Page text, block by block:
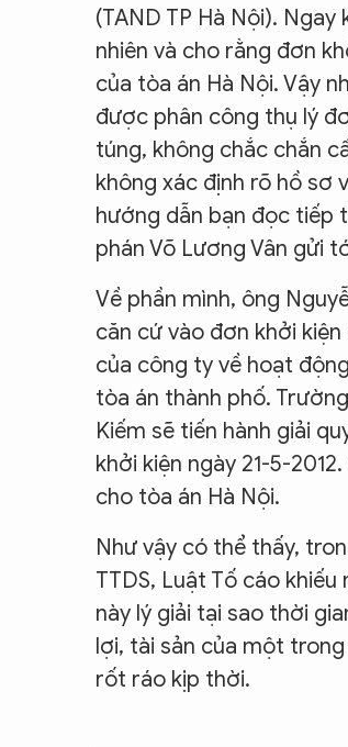
(TAND TP Hà Nội).
nhiên và cho rằng đơn
của tòa án Hà Nội. Vậy
được phân công thụ lý
túng, không chắc chắn
không xác định rõ hồ sơ
hướng dẫn bạn đọc tiếp
phán Võ Lương Vân gửi
Về phần mình, ông
căn cứ vào đơn khởi
của công ty về hoạt
tòa án thành phố.
Kiếm sẽ tiến hành giải
khởi kiện ngày 21-5-
cho tòa án Hà Nội.
Như vậy có thể thấy,
TTDS, Luật Tố cáo
này lý giải tại sao thời
lợi, tài sản của một
rốt ráo kịp thời.